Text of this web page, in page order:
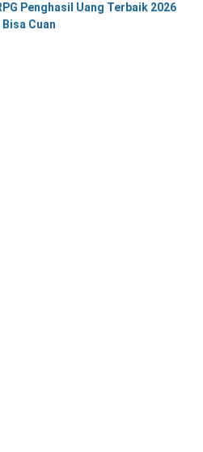
Penghasil Uang Terbaik 2026
Cuan